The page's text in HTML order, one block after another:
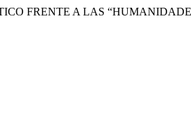
FRENTE A LAS